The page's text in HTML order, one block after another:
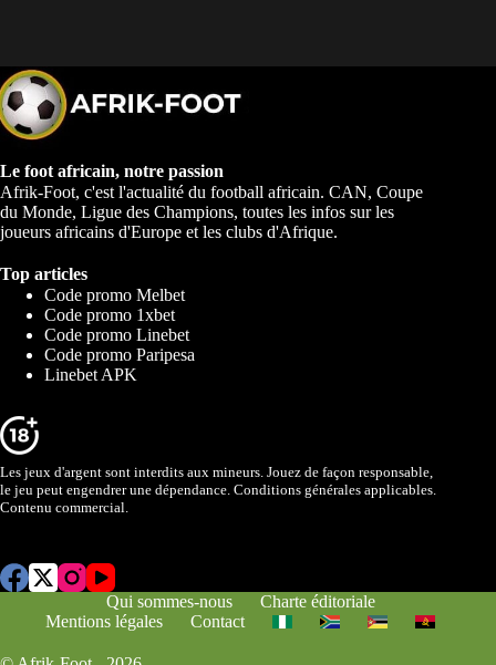
Le foot africain, notre passion
Afrik-Foot, c'est l'actualité du football africain. CAN, Coupe
du Monde, Ligue des Champions, toutes les infos sur les
joueurs africains d'Europe et les clubs d'Afrique.
Top articles
Code promo Melbet
Code promo 1xbet
Code promo Linebet
Code promo Paripesa
Linebet APK
Les jeux d'argent sont interdits aux mineurs. Jouez de façon responsable,
le jeu peut engendrer une dépendance. Conditions générales applicables.
Contenu commercial.
Qui sommes-nous
Charte éditoriale
Mentions légales
Contact